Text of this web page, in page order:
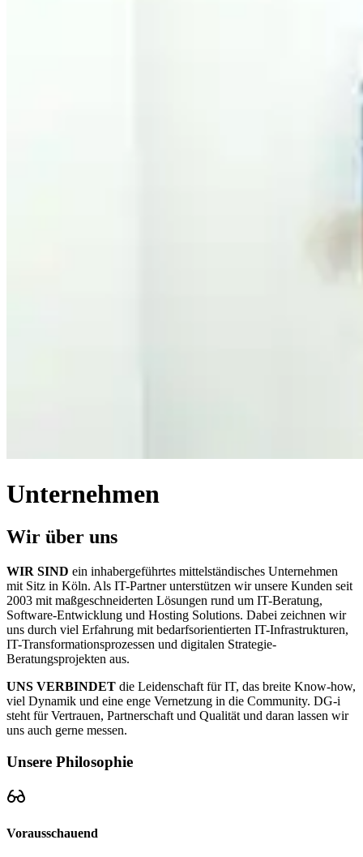
Unternehmen
Wir über uns
WIR SIND ein inhabergeführtes mittelständisches Unternehmen
mit Sitz in Köln. Als IT-Partner unterstützen wir unsere Kunden seit
2003 mit maßgeschneiderten Lösungen rund um IT-Beratung,
Software-Entwicklung und Hosting Solutions. Dabei zeichnen wir
uns durch viel Erfahrung mit bedarfsorientierten IT-Infrastrukturen,
IT-Transformationsprozessen und digitalen Strategie-
Beratungsprojekten aus.
UNS VERBINDET die Leidenschaft für IT, das breite Know-how,
viel Dynamik und eine enge Vernetzung in die Community. DG-i
steht für Vertrauen, Partnerschaft und Qualität und daran lassen wir
uns auch gerne messen.
Unsere Philosophie
Vorausschauend